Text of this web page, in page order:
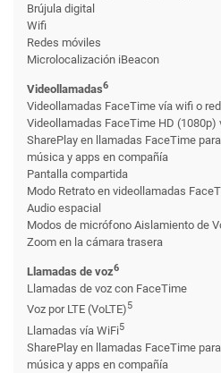
Brújula digital
Wifi
Redes móviles
Microlocalización iBeacon
Videollamadas6
Videollamadas FaceTime vía wifi o
Videollamadas FaceTime HD (1080p)
SharePlay en llamadas FaceTime
música y apps en compañía
Pantalla compartida
Modo Retrato en videollamadas
Audio espacial
Modos de micrófono Aislamiento de
Zoom en la cámara trasera
Llamadas de voz6
Llamadas de voz con FaceTime
Voz por LTE (VoLTE)5
Llamadas vía WiFi5
SharePlay en llamadas FaceTime
música y apps en compañía